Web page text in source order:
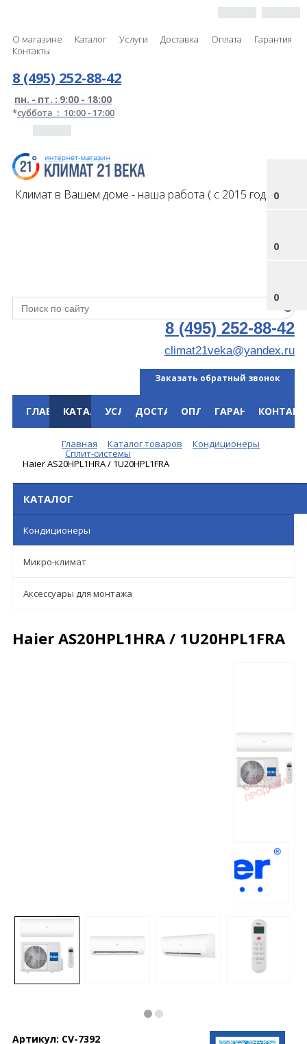
О магазине Каталог Услуги Доставка Оплата
Гарантия
Контакты
0
0
0
8 (495) 252-88-42
пн. - пт. : 9:00 - 18:00
*суббота : 10:00 - 17:00
Климат в Вашем доме - наша работа ( с 2015 года )
8 (495) 252-88-42
climat21veka@yandex.ru
Заказать обратный звонок
ГЛАВНАЯКАТАЛОГУСЛУГИДОСТАВКАОПЛАТАГАРАНТИЯ
Главная Каталог товаров Кондиционеры
Сплит-системы
Haier AS20HPL1HRA / 1U20HPL1FRA
КАТАЛОГ
Кондиционеры
Микро-климат
Аксессуары для монтажа
Haier AS20HPL1HRA / 1U20HPL1FRA
Артикул: CV-7392